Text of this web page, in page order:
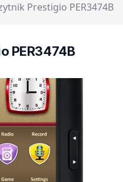
Prestigio PER3474B
PER3474B